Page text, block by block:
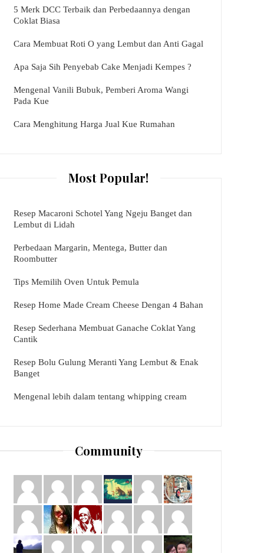
5 Merk DCC Terbaik dan Perbedaannya dengan
Coklat Biasa
Cara Membuat Roti O yang Lembut dan Anti Gagal
Apa Saja Sih Penyebab Cake Menjadi Kempes ?
Mengenal Vanili Bubuk, Pemberi Aroma Wangi
Pada Kue
Cara Menghitung Harga Jual Kue Rumahan
Most Popular!
Resep Macaroni Schotel Yang Ngeju Banget dan
Lembut di Lidah
Perbedaan Margarin, Mentega, Butter dan
Roombutter
Tips Memilih Oven Untuk Pemula
Resep Home Made Cream Cheese Dengan 4 Bahan
Resep Sederhana Membuat Ganache Coklat Yang
Cantik
Resep Bolu Gulung Meranti Yang Lembut & Enak
Banget
Mengenal lebih dalam tentang whipping cream
Community